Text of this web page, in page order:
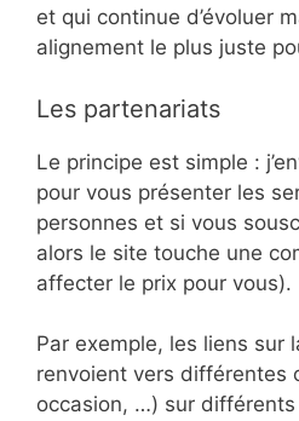
et qui continue d’évoluer
alignement le plus juste
Les partenariats
Le principe est simple :
pour vous présenter les
personnes et si vous
alors le site touche une
affecter le prix pour vous).
Par exemple, les liens sur
renvoient vers différentes
occasion, …) sur